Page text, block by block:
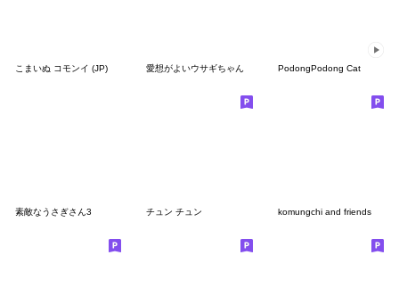
こまいぬ コモンイ (JP) 愛想がよいウサギちゃん PodongPodong Cat
素敵なうさぎさん3 チュン チュン komungchi and friends